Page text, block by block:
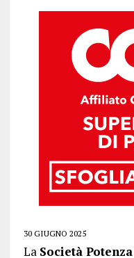
30 GIUGNO 2025
La Società